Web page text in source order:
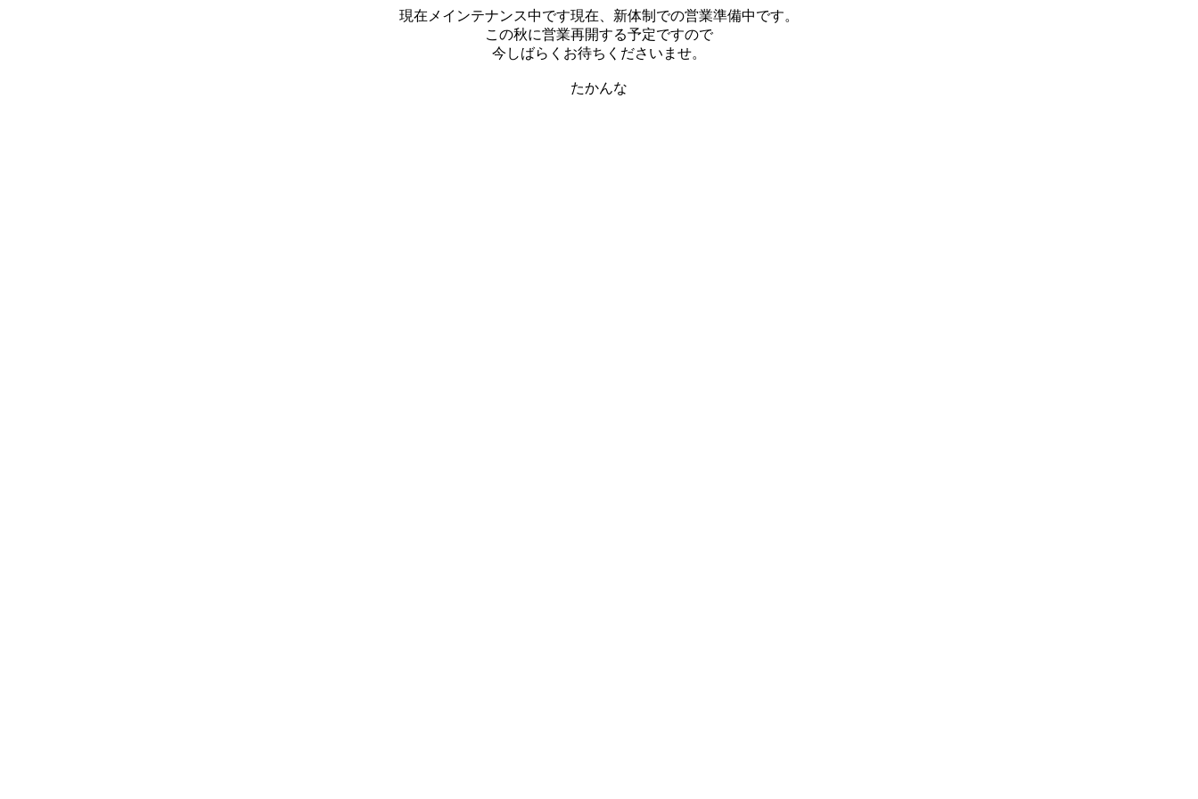
現在メインテナンス中です現在、新体制での営業準備中です。
この秋に営業再開する予定ですので
今しばらくお待ちくださいませ。
たかんな